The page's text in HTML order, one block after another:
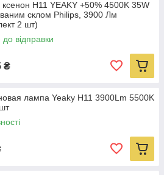
H11 YEAKY +50% 4500K 35W
склом Philips, 3900 Лм
2 шт)
до відправки
₴
лампа Yeaky H11 3900Lm 5500K